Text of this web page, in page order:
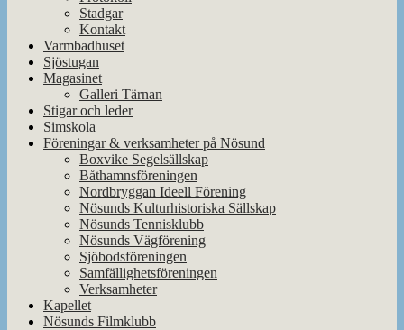
Stadgar
Kontakt
Varmbadhuset
Sjöstugan
Magasinet
Galleri Tärnan
Stigar och leder
Simskola
Föreningar & verksamheter på Nösund
Boxvike Segelsällskap
Båthamnsföreningen
Nordbryggan Ideell Förening
Nösunds Kulturhistoriska Sällskap
Nösunds Tennisklubb
Nösunds Vägförening
Sjöbodsföreningen
Samfällighetsföreningen
Verksamheter
Kapellet
Nösunds Filmklubb